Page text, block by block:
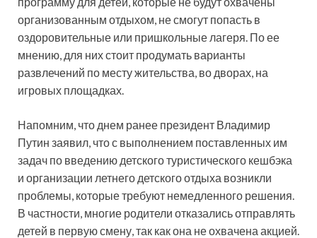
организованным отдыхом, не смогут попасть в
оздоровительные или пришкольные лагеря. По ее
мнению, для них стоит продумать варианты
развлечений по месту жительства, во дворах, на
игровых площадках.
Напомним, что днем ранее президент Владимир
Путин заявил, что с выполнением поставленных им
задач по введению детского туристического кешбэка
и организации летнего детского отдыха возникли
проблемы, которые требуют немедленного решения.
В частности, многие родители отказались отправлять
детей в первую смену, так как она не охвачена акцией.